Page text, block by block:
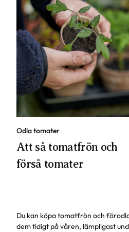
Odla tomater
Att så tomatfrön och
förså tomater
Du kan köpa tomatfrön och
dem tidigt på våren, lämpligast